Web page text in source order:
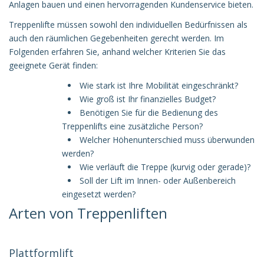
Anlagen bauen und einen hervorragenden Kundenservice bieten.
Treppenlifte müssen sowohl den individuellen Bedürfnissen als
auch den räumlichen Gegebenheiten gerecht werden. Im
Folgenden erfahren Sie, anhand welcher Kriterien Sie das
geeignete Gerät finden:
Wie stark ist Ihre Mobilität eingeschränkt?
Wie groß ist Ihr finanzielles Budget?
Benötigen Sie für die Bedienung des
Treppenlifts eine zusätzliche Person?
Welcher Höhenunterschied muss überwunden
werden?
Wie verläuft die Treppe (kurvig oder gerade)?
Soll der Lift im Innen- oder Außenbereich
eingesetzt werden?
Arten von Treppenliften
Plattformlift